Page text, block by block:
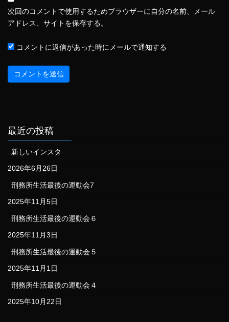
次回のコメントで使用するためブラウザーに自分の名前、メール
アドレス、サイトを保存する。
コメントに返信があった時にメールで通知する
最近の投稿
新しいインスタ
2026年6月26日
刑務所生活最後の運動会7
2025年11月5日
刑務所生活最後の運動会６
2025年11月3日
刑務所生活最後の運動会５
2025年11月1日
刑務所生活最後の運動会４
2025年10月22日